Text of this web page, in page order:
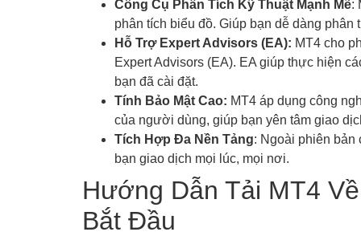
Công Cụ Phân Tích Kỹ Thuật Mạnh Mẽ:
phân tích biểu đồ. Giúp bạn dễ dàng
Hỗ Trợ Expert Advisors (EA): MT4 cho
Expert Advisors (EA). EA giúp thực hiện
bạn đã cài đặt.
Tính Bảo Mật Cao: MT4 áp dụng công
của người dùng, giúp bạn yên tâm giao
Tích Hợp Đa Nền Tảng: Ngoài phiên bản
bạn giao dịch mọi lúc, mọi nơi.
Hướng Dẫn Tải MT4
Bắt Đầu